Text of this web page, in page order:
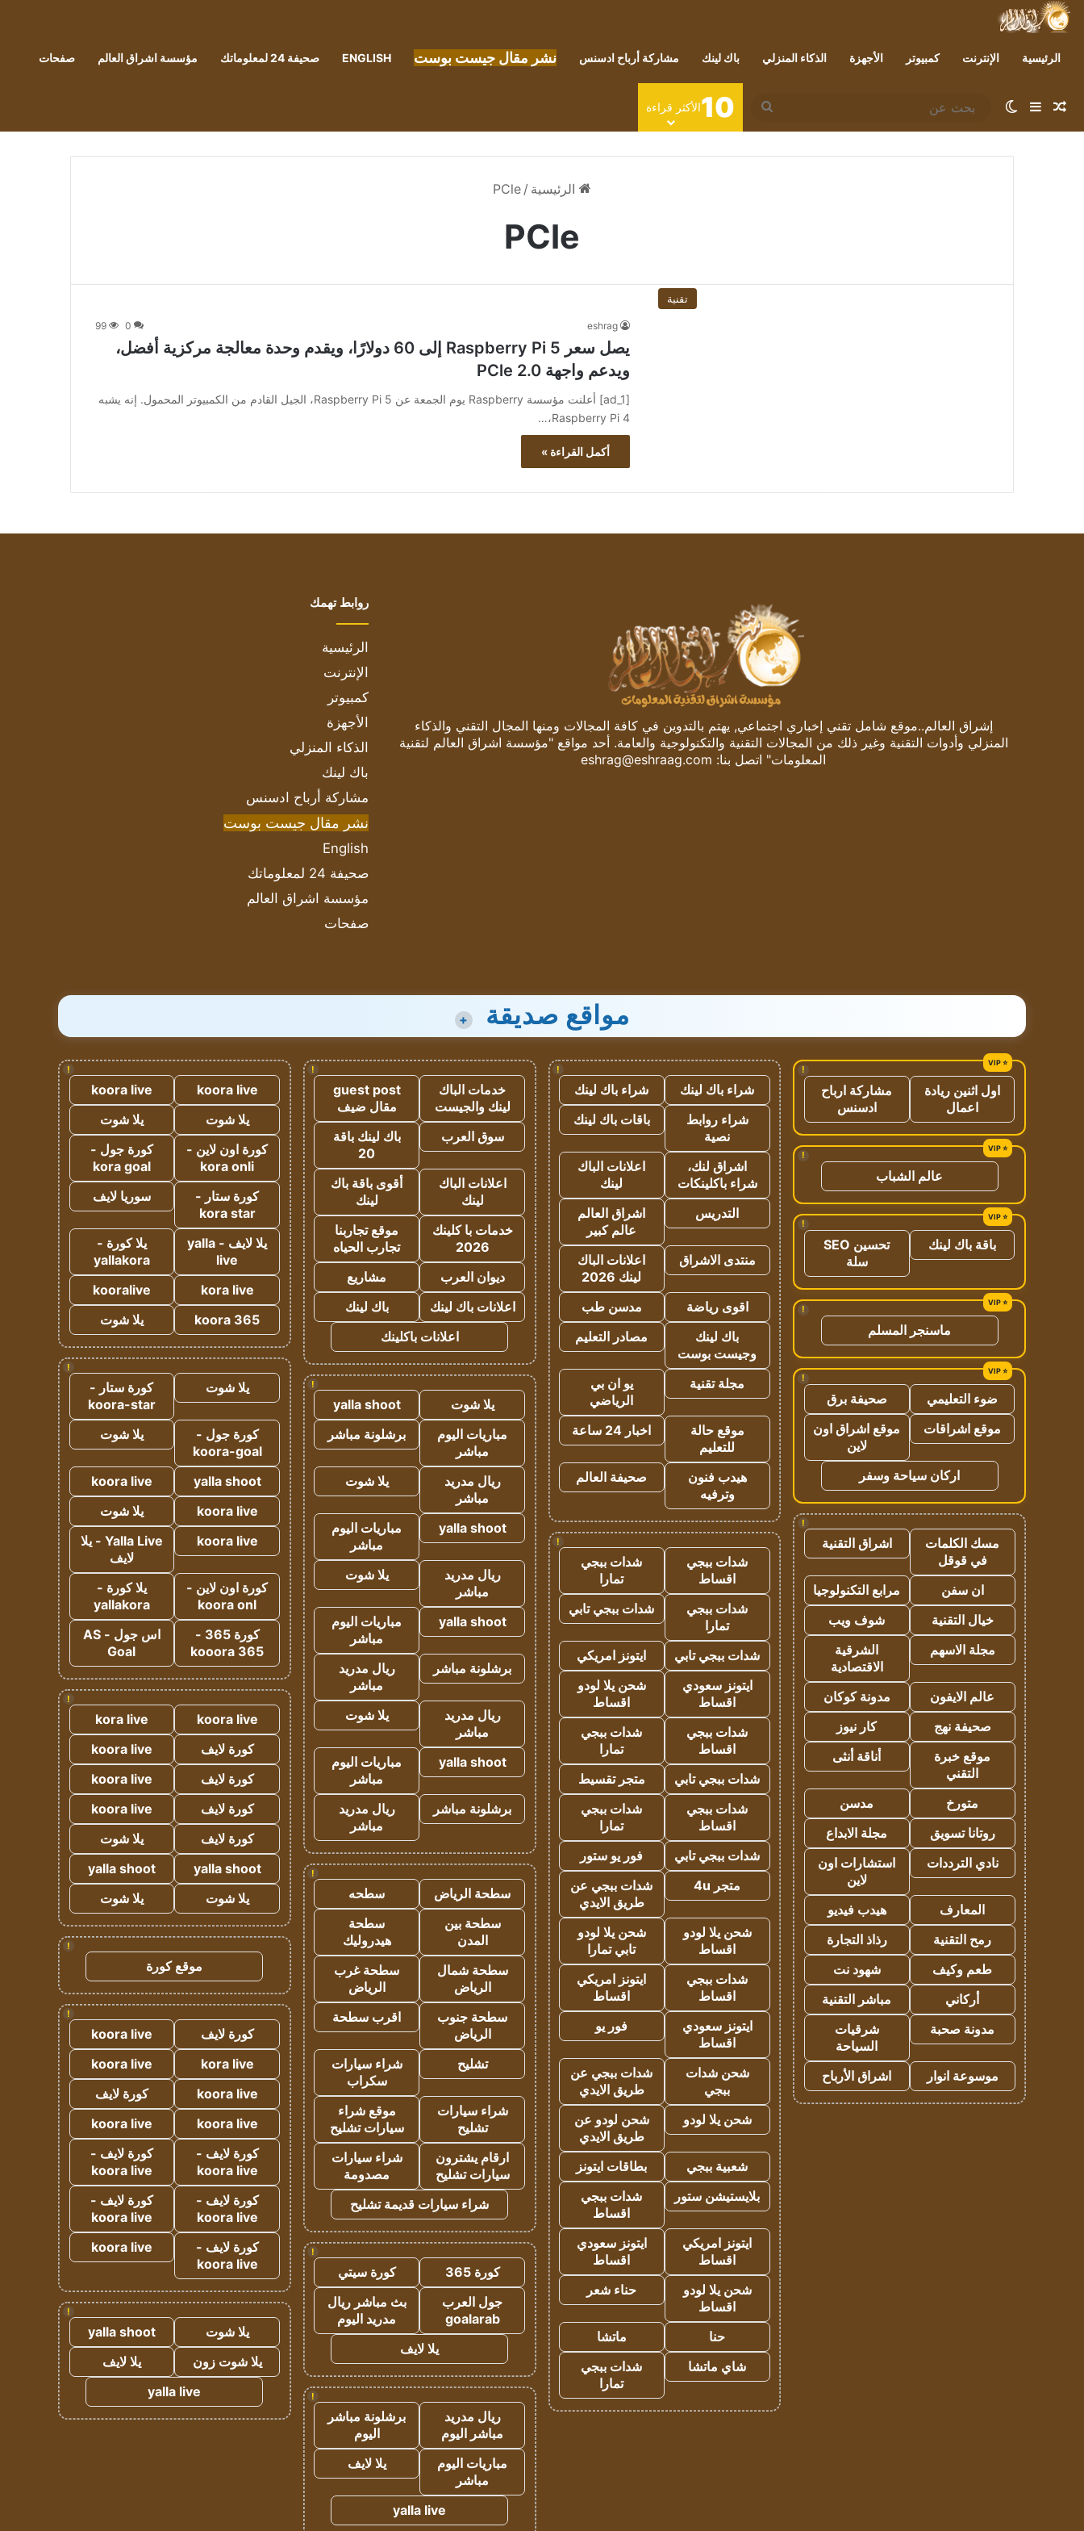
الرئيسية الإنترنت كمبيوتر الأجهزة الذكاء المنزلي باك لينك مشاركة أرباح ادسنس نشر مقال جيست بوست ENGLISH صحيفة 24 لمعلوماتك مؤسسة اشراق العالم صفحات
مقال عشوائي
إضافة عمود جانبي
الوضع المظلم
بحث
عن
10الأكثر قراءة
الرئيسية /
PCle
PCle
تقنية
eshrag
0
99
يصل سعر Raspberry Pi 5 إلى 60 دولارًا، ويقدم وحدة معالجة مركزية أفضل،
ويدعم واجهة PCle 2.0
[ad_1] أعلنت مؤسسة Raspberry يوم الجمعة عن Raspberry Pi 5، الجيل القادم من الكمبيوتر المحمول. إنه يشبه
Raspberry Pi 4،…
أكمل القراءة »
إشراق العالم..موقع شامل تقني إخباري اجتماعي, يهتم بالتدوين في كافة المجالات ومنها المجال التقني والذكاء
المنزلي وأدوات التقنية وغير ذلك من المجالات التقنية والتكنولوجية والعامة. أحد مواقع "مؤسسة اشراق العالم لتقنية
المعلومات" اتصل بنا: eshrag@eshraag.com
روابط تهمك
الرئيسية
الإنترنت
كمبيوتر
الأجهزة
الذكاء المنزلي
باك لينك
مشاركة أرباح ادسنس
نشر مقال جيست بوست
English
صحيفة 24 لمعلوماتك
مؤسسة اشراق العالم
صفحات
مواقع صديقة +
!
اول اثنين ريادة
اعمال
مشاركة ارباح
ادسنس
!
عالم الشباب
!
باقة باك لينك
تحسين SEO
سلة
!
ماسنجر المسلم
!
ضوء التعليمي
صحيفة برق
موقع اشراقات
موقع اشراق اون
لاين
اركان سياحة وسفر
!
مسك الكلمات
في قوقل
اشراق التقنية
ان سفن
مرابع التكنولوجيا
خيال التقنية
شوف ويب
مجلة الاسهم
الشرقية
الاقتصادية
عالم الايفون
مدونة كوكان
صحيفة نهج
كار نيوز
موقع خبرة
التقني
أناقة أنثى
متورخ
مدسن
روتانا تسويق
مجلة الابداع
نادي الترددات
استشارات اون
لاين
المعارف
هيدب فيديو
رمح التقنية
رذاذ التجارة
طعم وكيف
شهود نت
أركاني
مباشر التقنية
مدونة صحبة
شرقيات
السياحة
موسوعة انوار
اشراق الأرباح
!
شراء باك لينك
شراء باك لينك
شراء روابط
نصية
باقات باك لينك
اشراق لنك،
شراء باكلينكات
اعلانات الباك
لينك
التدريس
اشراق العالم
عالم كبير
منتدى الاشراق
اعلانات الباك
لينك 2026
اقوى رياضة
مدسن طب
باك لينك
وجيست بوست
مصادر التعليم
مجلة تقنية
يو ان بي
الرياضي
موقع حالة
للتعليم
اخبار 24 ساعة
هيدب فنون
وترفيه
صحيفة العالم
!
شدات ببجي
اقساط
شدات ببجي
تمارا
شدات ببجي
تمارا
شدات ببجي تابي
شدات ببجي تابي
ايتونز امريكي
ايتونز سعودي
اقساط
شحن يلا لودو
اقساط
شدات ببجي
اقساط
شدات ببجي
تمارا
شدات ببجي تابي
متجر تقسيط
شدات ببجي
اقساط
شدات ببجي
تمارا
شدات ببجي تابي
فور يو ستور
متجر 4u
شدات ببجي عن
طريق الايدي
شحن يلا لودو
اقساط
شحن يلا لودو
تابي تمارا
شدات ببجي
اقساط
ايتونز امريكي
اقساط
ايتونز سعودي
اقساط
فور يو
شحن شدات
ببجي
شدات ببجي عن
طريق الايدي
شحن يلا لودو
شحن لودو عن
طريق الايدي
شعبية ببجي
بطاقات ايتونز
بلايستيشن ستور
شدات ببجي
اقساط
ايتونز امريكي
اقساط
ايتونز سعودي
اقساط
شحن يلا لودو
اقساط
حناء شعر
حنا
ماتشا
شاي ماتشا
شدات ببجي
تمارا
!
خدمات الباك
لينك والجيست
guest post
مقال ضيف
سوق العرب
باك لينك باقة
20
اعلانات الباك
لينك
أقوى باقة باك
لينك
خدمات با كلينك
2026
موقع تجاربنا
تجارب الحياه
ديوان العرب
مشاريع
اعلانات باك لينك
باك لينك
اعلانات باكلينك
!
يلا شوت
yalla shoot
مباريات اليوم
مباشر
برشلونة مباشر
ريال مدريد
مباشر
يلا شوت
yalla shoot
مباريات اليوم
مباشر
ريال مدريد
مباشر
يلا شوت
yalla shoot
مباريات اليوم
مباشر
برشلونة مباشر
ريال مدريد
مباشر
ريال مدريد
مباشر
يلا شوت
yalla shoot
مباريات اليوم
مباشر
برشلونة مباشر
ريال مدريد
مباشر
!
سطحة الرياض
سطحه
سطحة بين
المدن
سطحة
هيدروليك
سطحة شمال
الرياض
سطحة غرب
الرياض
سطحة جنوب
الرياض
اقرب سطحة
تشليح
شراء سيارات
سكراب
شراء سيارات
تشليح
موقع شراء
سيارات تشليح
ارقام يشترون
سيارات تشليح
شراء سيارات
مصدومة
شراء سيارات قديمة تشليح
!
كورة 365
كورة سيتي
جول العرب
goalarab
بث مباشر ريال
مدريد اليوم
يلا لايف
!
ريال مدريد
مباشر اليوم
برشلونة مباشر
اليوم
مباريات اليوم
مباشر
يلا لايف
yalla live
!
koora live
koora live
يلا شوت
يلا شوت
كورة اون لاين -
kora onli
كورة جول -
kora goal
كورة ستار -
kora star
سوريا لايف
يلا لايف - yalla
live
يلا كورة -
yallakora
kora live
kooralive
koora 365
يلا شوت
!
يلا شوت
كورة ستار -
koora-star
كورة جول -
koora-goal
يلا شوت
yalla shoot
koora live
koora live
يلا شوت
koora live
Yalla Live - يلا
لايف
كورة اون لاين -
koora onl
يلا كورة -
yallakora
كورة 365 -
kooora 365
اس جول - AS
Goal
!
koora live
kora live
كورة لايف
koora live
كورة لايف
koora live
كورة لايف
koora live
كورة لايف
يلا شوت
yalla shoot
yalla shoot
يلا شوت
يلا شوت
!
موقع كورة
!
كورة لايف
koora live
kora live
koora live
koora live
كورة لايف
koora live
koora live
كورة لايف -
koora live
كورة لايف -
koora live
كورة لايف -
koora live
كورة لايف -
koora live
كورة لايف -
koora live
koora live
!
يلا شوت
yalla shoot
يلا شوت زون
يلا لايف
yalla live